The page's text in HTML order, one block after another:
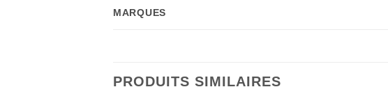
MARQUES
PRODUITS SIMILAIRES